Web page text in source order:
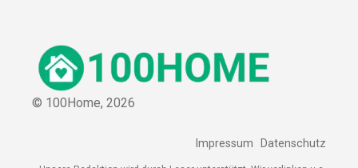
© 100Home, 2026
Impressum Datenschutz